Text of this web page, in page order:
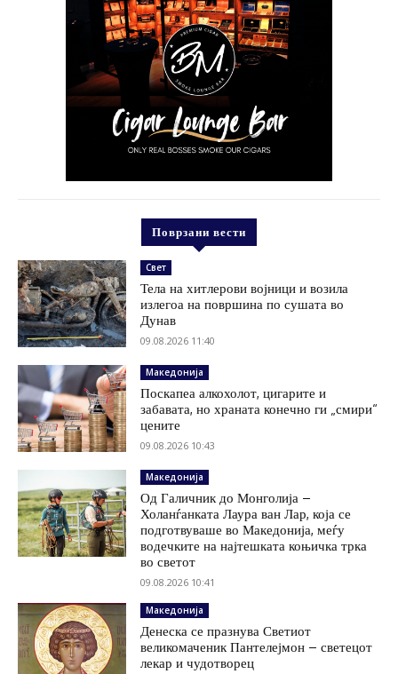
Поврзани вести
Свет
Тела на хитлерови војници и возила
излегоа на површина по сушата во
Дунав
09.08.2026 11:40
Македонија
Поскапеа алкохолот, цигарите и
забавата, но храната конечно ги „смири“
цените
09.08.2026 10:43
Македонија
Од Галичник до Монголија –
Холанѓанката Лаура ван Лар, која се
подготвуваше во Македонија, меѓу
водечките на најтешката коњичка трка
во светот
09.08.2026 10:41
Македонија
Денеска се празнува Светиот
великомаченик Пантелејмон – светецот
лекар и чудотворец